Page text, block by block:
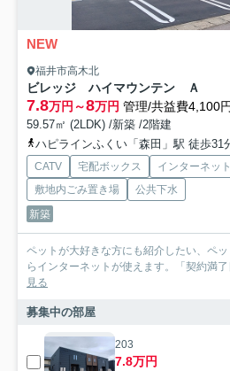
NEW
福井市高木北
ビレッジ ハイマウンテン Ａ
7.8万円～8万円 管理/共益費4,100
59.57㎡ (2LDK) /新築 /2階建
ハピラインふくい「森田」駅 徒歩31
CATV 宅配ボックス インターネッ
敷地内ごみ置き場
公共下水
新築
ペットが大好きな方にも紹介したい、ペ
らインターネットが使えます。「契約満
見る
募集中の部屋
203
7.8万円